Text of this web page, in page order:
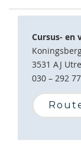
Cursus- en
3531 AJ
030 – 292